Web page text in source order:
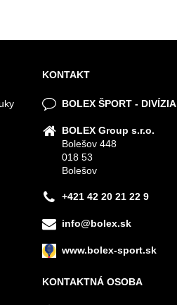
KONTAKT
BOLEX ŠPORT - DIVÍZIA
BOLEX Group s.r.o.
Bolešov 448
018 53
Bolešov
+421 42 20 21 22 9
info@bolex.sk
www.bolex-sport.sk
KONTAKTNÁ OSOBA